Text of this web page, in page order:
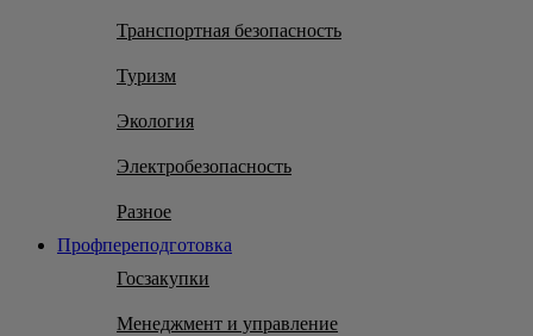
Транспортная безопасность
Туризм
Экология
Электробезопасность
Разное
Профпереподготовка
Госзакупки
Менеджмент и управление